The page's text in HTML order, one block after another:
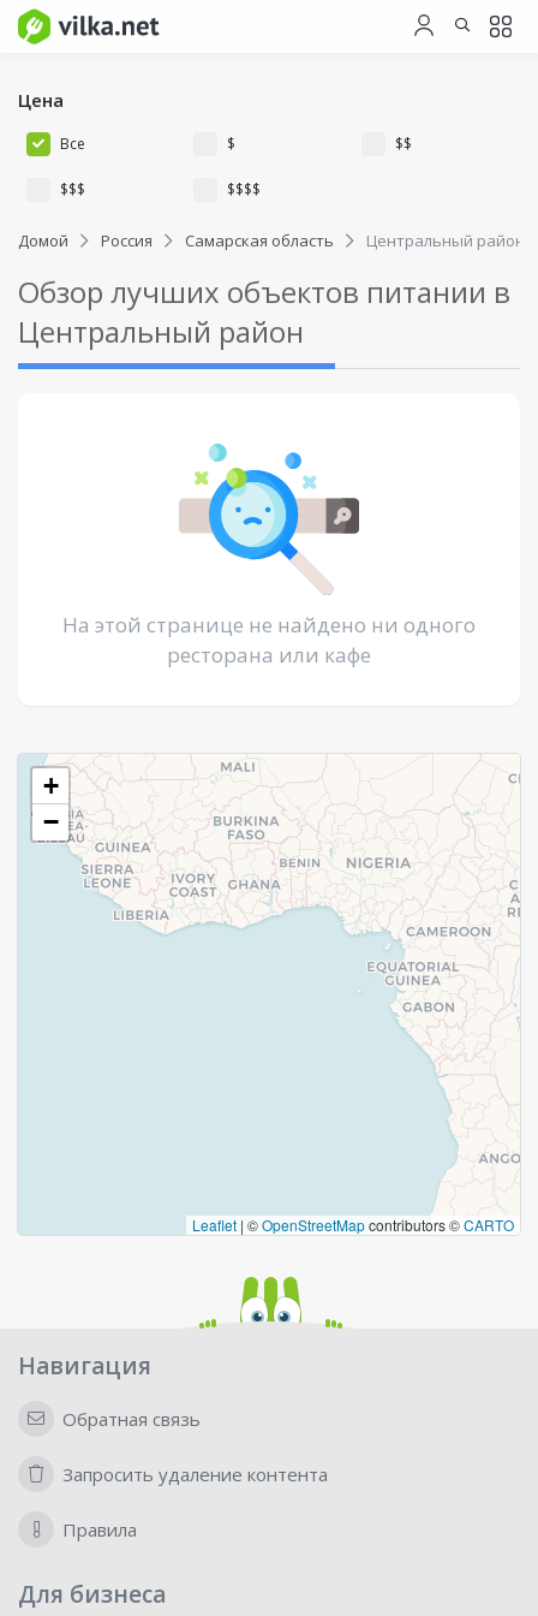
Цена
Все $ $$
$$$ $$$$
Домой Россия Самарская область Центральный район
Обзор лучших объектов питании в
Центральный район
На этой странице не найдено ни одного
ресторана или кафе
+
−
Leaflet | ©OpenStreetMapcontributors ©CARTO
Навигация
Обратная связь
Запросить удаление контента
Правила
Для бизнеса